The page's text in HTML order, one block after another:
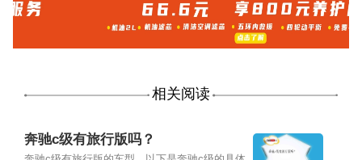
相关阅读
奔驰c级有旅行版吗？